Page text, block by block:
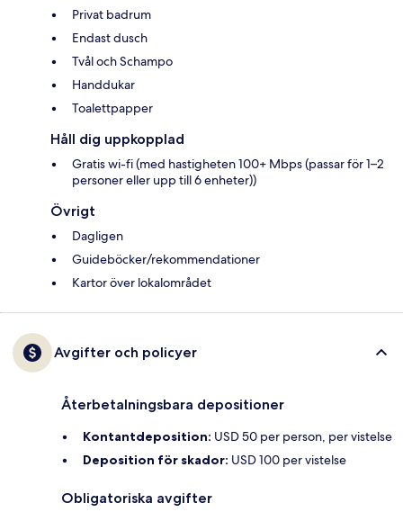
Privat badrum
Endast dusch
Tvål och Schampo
Handdukar
Toalettpapper
Håll dig uppkopplad
Gratis wi-fi (med hastigheten 100+ Mbps (passar för 1–2
personer eller upp till 6 enheter))
Övrigt
Dagligen
Guideböcker/rekommendationer
Kartor över lokalområdet
Avgifter och policyer
Återbetalningsbara depositioner
Kontantdeposition: USD 50 per person, per vistelse
Deposition för skador: USD 100 per vistelse
Obligatoriska avgifter